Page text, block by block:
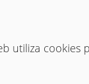
utiliza cookies